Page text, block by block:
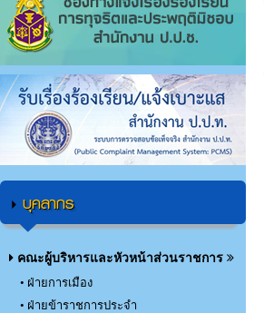
บุคลากร
คณะผู้บริหารและหัวหน้าส่วนราชการ
• ฝ่ายการเมือง
• ฝ่ายข้าราชการประจำ